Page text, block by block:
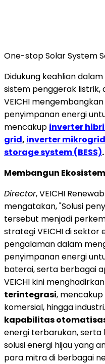
One-stop Solar System
Didukung keahlian
sistem penggerak listrik,
VEICHI
penyimpanan energi
mencakup inverter
grid, inverter mikrogrid
storage system (BESS).
Membangun
Director, VEICHI
mengatakan, "Solusi
tersebut menjadi
strategi VEICHI di
pengalaman dalam
penyimpanan energi
baterai, serta berbagai
VEICHI kini menghadirkan
terintegrasi,
komersial, hingga
kapabilitas
energi terbarukan,
solusi energi hijau yang
para mitra di berbagai